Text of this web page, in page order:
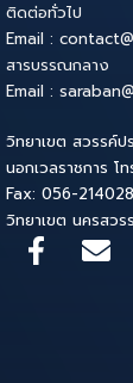
ติดต่อทั่วไป
Email :
สารบรรณกลาง
Email :
วิทยาเขต สวรรค์ป
นอกเวลราชการ
Fax: 056-214028
วิทยาเขต นครสว